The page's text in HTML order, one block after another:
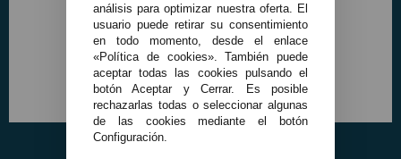
análisis para optimizar nuestra oferta. El
usuario puede retirar su consentimiento
en todo momento, desde el enlace
«Política de cookies». También puede
aceptar todas las cookies pulsando el
botón Aceptar y Cerrar. Es posible
rechazarlas todas o seleccionar algunas
de las cookies mediante el botón
Configuración.